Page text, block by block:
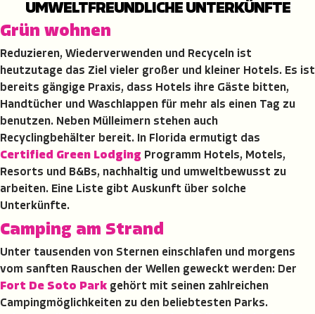
UMWELTFREUNDLICHE UNTERKÜNFTE
Grün wohnen
Reduzieren, Wiederverwenden und Recyceln ist
heutzutage das Ziel vieler großer und kleiner Hotels. Es ist
bereits gängige Praxis, dass Hotels ihre Gäste bitten,
Handtücher und Waschlappen für mehr als einen Tag zu
benutzen. Neben Mülleimern stehen auch
Recyclingbehälter bereit. In Florida ermutigt das
Certified Green Lodging Programm Hotels, Motels,
Resorts und B&Bs, nachhaltig und umweltbewusst zu
arbeiten. Eine Liste gibt Auskunft über solche
Unterkünfte.
Camping am Strand
Unter tausenden von Sternen einschlafen und morgens
vom sanften Rauschen der Wellen geweckt werden: Der
Fort De Soto Park gehört mit seinen zahlreichen
Campingmöglichkeiten zu den beliebtesten Parks.